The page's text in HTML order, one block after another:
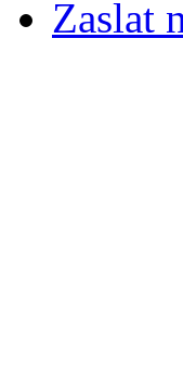
Zaslat